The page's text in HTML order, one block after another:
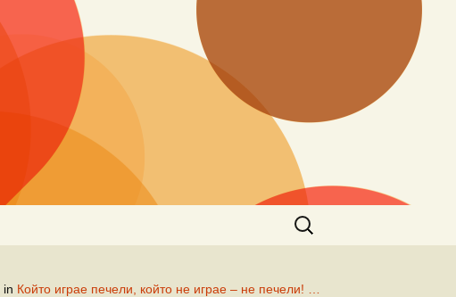
Търсене
за:
in Който играе печели, който не играе – не печели! …